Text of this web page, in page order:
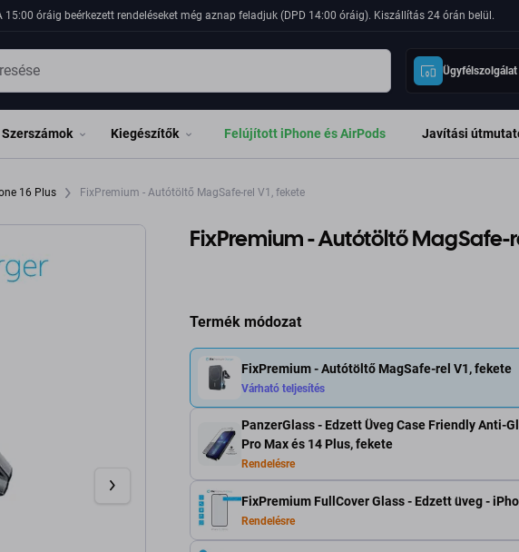
15:00 óráig beérkezett rendeléseket még aznap feladjuk (DPD 14:00 óráig). Kiszállítás 24 órán belül.
Ügyfélszolgálat
Szerszámok Kiegészítők Felújított iPhone és AirPods Javítási
16 Plus FixPremium - Autótöltő MagSafe-rel V1, fekete
FixPremium - Autótöltő MagSafe-
Termék módozat
PanzerGlass - Edzett Üveg Case Friendly Anti-
Pro Max és 14 Plus, fekete
Rendelésre
FixPremium FullCover Glass - Edzett üveg -
Rendelésre
FixPremium - Autótöltő MagSafe-rel V1, fekete
Várható teljesítés